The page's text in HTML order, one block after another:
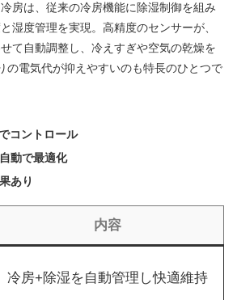
房は、従来の冷房機能に除湿制御を組み
湿度管理を実現。高精度のセンサーが、
て自動調整し、冷えすぎや空気の乾燥を
の電気代が抑えやすいのも特長のひとつで
コントロール
動で最適化
あり
内容
冷房+除湿を自動管理し快適維持